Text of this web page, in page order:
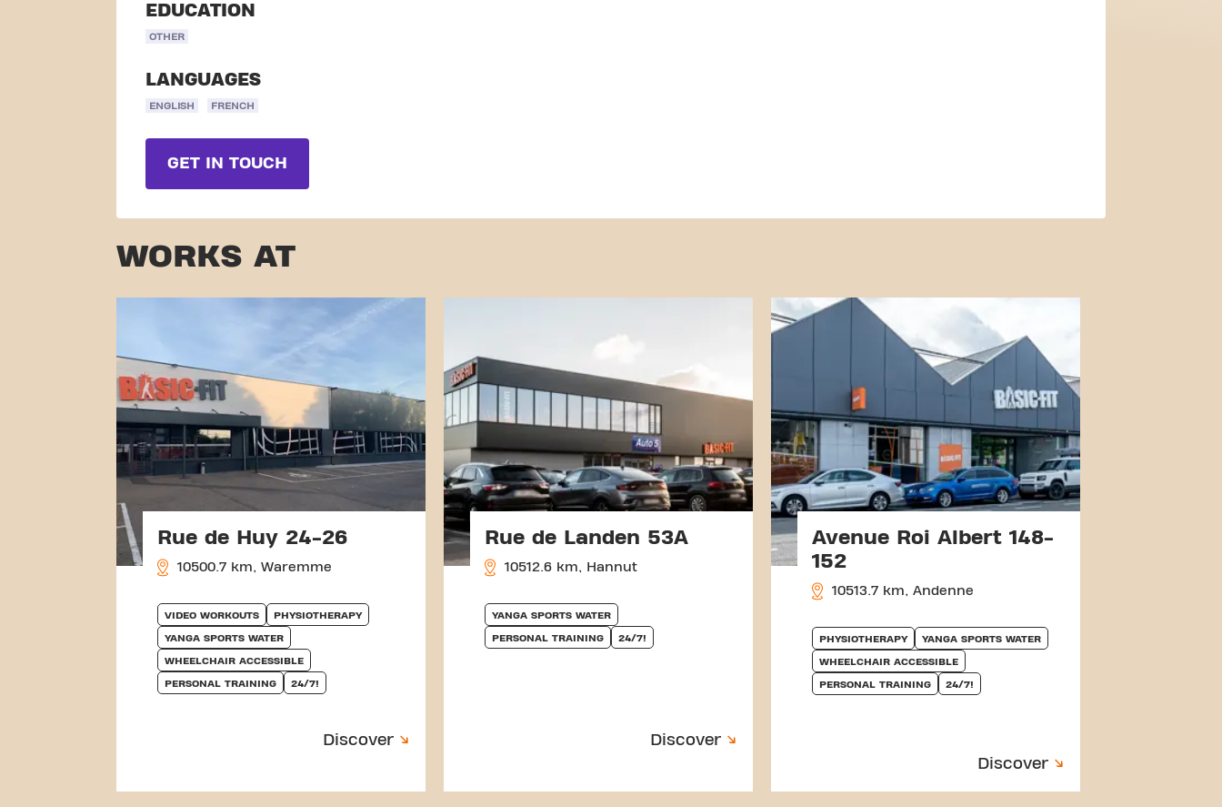
EDUCATION
OTHER
LANGUAGES
ENGLISH FRENCH
GET IN TOUCH
WORKS AT
Rue de Huy 24-26
10500.7 km, Waremme
VIDEO WORKOUTS PHYSIOTHERAPY
YANGA SPORTS WATER
WHEELCHAIR ACCESSIBLE
PERSONAL TRAINING 24/7!
Discover
Rue de Landen 53A
10512.6 km, Hannut
YANGA SPORTS WATER
PERSONAL TRAINING 24/7!
Discover
Avenue Roi Albert 148-
152
10513.7 km, Andenne
PHYSIOTHERAPY YANGA SPORTS WATER
WHEELCHAIR ACCESSIBLE
PERSONAL TRAINING 24/7!
Discover